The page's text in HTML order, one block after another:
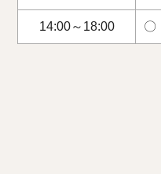
14:00～18:00 〇